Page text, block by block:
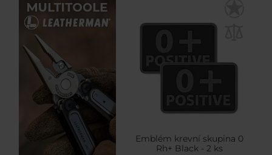
Emblém krevní skupina 0
Rh+ Black - 2 ks